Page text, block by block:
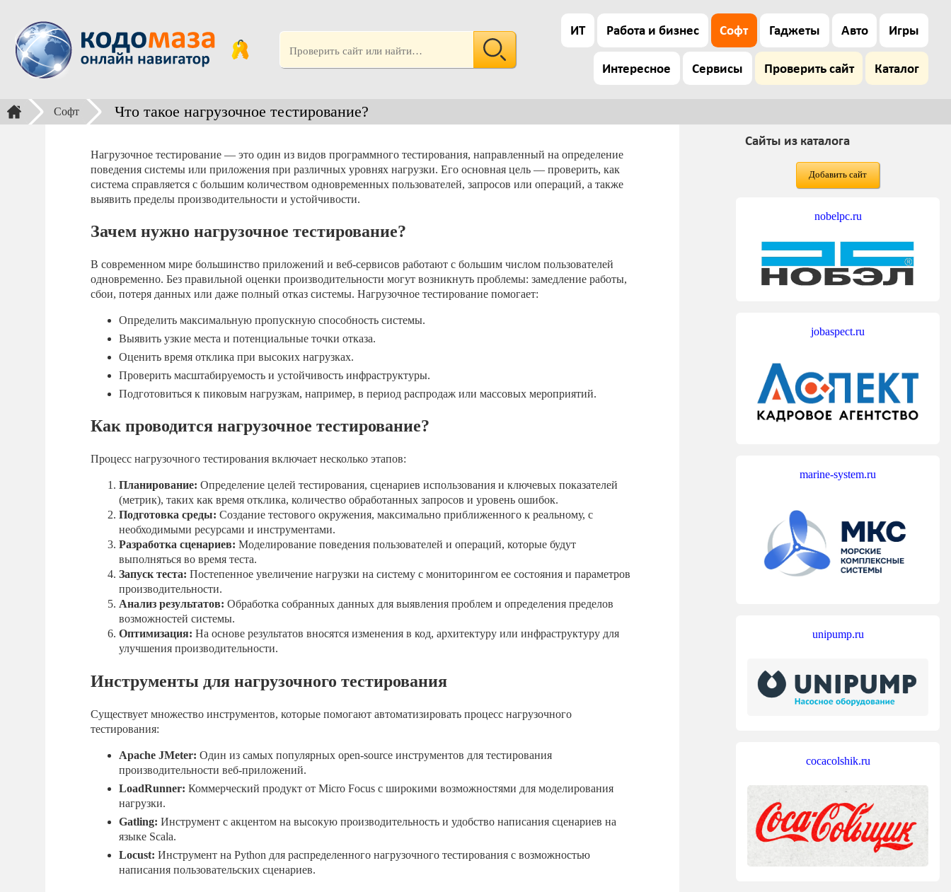
ИТ Работа и бизнес Софт Гаджеты Авто Игры
Интересное Сервисы Проверить сайт Каталог
Софт Что такое нагрузочное тестирование?
Нагрузочное тестирование — это один из видов программного тестирования, направленный на определение
поведения системы или приложения при различных уровнях нагрузки. Его основная цель — проверить, как
система справляется с большим количеством одновременных пользователей, запросов или операций, а также
выявить пределы производительности и устойчивости.
Зачем нужно нагрузочное тестирование?
В современном мире большинство приложений и веб-сервисов работают с большим числом пользователей
одновременно. Без правильной оценки производительности могут возникнуть проблемы: замедление работы,
сбои, потеря данных или даже полный отказ системы. Нагрузочное тестирование помогает:
Определить максимальную пропускную способность системы.
Выявить узкие места и потенциальные точки отказа.
Оценить время отклика при высоких нагрузках.
Проверить масштабируемость и устойчивость инфраструктуры.
Подготовиться к пиковым нагрузкам, например, в период распродаж или массовых мероприятий.
Как проводится нагрузочное тестирование?
Процесс нагрузочного тестирования включает несколько этапов:
Планирование: Определение целей тестирования, сценариев использования и ключевых показателей
(метрик), таких как время отклика, количество обработанных запросов и уровень ошибок.
Подготовка среды: Создание тестового окружения, максимально приближенного к реальному, с
необходимыми ресурсами и инструментами.
Разработка сценариев: Моделирование поведения пользователей и операций, которые будут
выполняться во время теста.
Запуск теста: Постепенное увеличение нагрузки на систему с мониторингом ее состояния и параметров
производительности.
Анализ результатов: Обработка собранных данных для выявления проблем и определения пределов
возможностей системы.
Оптимизация: На основе результатов вносятся изменения в код, архитектуру или инфраструктуру для
улучшения производительности.
Инструменты для нагрузочного тестирования
Существует множество инструментов, которые помогают автоматизировать процесс нагрузочного
тестирования:
Apache JMeter: Один из самых популярных open-source инструментов для тестирования
производительности веб-приложений.
LoadRunner: Коммерческий продукт от Micro Focus с широкими возможностями для моделирования
нагрузки.
Gatling: Инструмент с акцентом на высокую производительность и удобство написания сценариев на
языке Scala.
Locust: Инструмент на Python для распределенного нагрузочного тестирования с возможностью
написания пользовательских сценариев.
Сайты из каталога
Добавить сайт
nobelpc.ru
jobaspect.ru
marine-system.ru
unipump.ru
cocacolshik.ru